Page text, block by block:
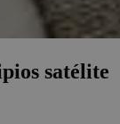
satélite